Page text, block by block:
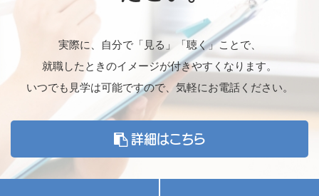
実際に、自分で「見る」「聴く」ことで、
就職したときのイメージが付きやすくなります。
いつでも見学は可能ですので、気軽にお電話ください。
詳細はこちら